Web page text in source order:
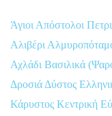
Άγιοι Απόστολοι
Αλιβέρι
Αχλάδι Βασιλικά
Δροσιά Δύστος
Κάρυστος Κεντρική